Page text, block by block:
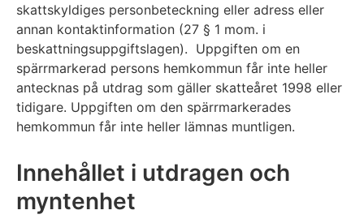
skattskyldiges personbeteckning eller adress eller
annan kontaktinformation (27 § 1 mom. i
beskattningsuppgiftslagen). Uppgiften om en
spärrmarkerad persons hemkommun får inte heller
antecknas på utdrag som gäller skatteåret 1998 eller
tidigare. Uppgiften om den spärrmarkerades
hemkommun får inte heller lämnas muntligen.
Innehållet i utdragen och
myntenhet